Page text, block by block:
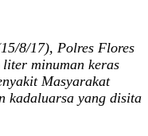
8/17), Polres Flores
minuman keras
Masyarakat
kadaluarsa yang disita